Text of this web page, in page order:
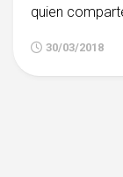
quien
30/03/2018